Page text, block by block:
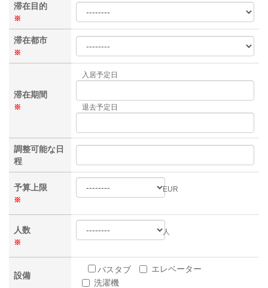
滞在目的
※
滞在都市
※
滞在期間
※
入居予定日
退去予定日
調整可能な日
程
予算上限
※
EUR
人数
※
人
設備
バスタブ
エレベーター
洗濯機